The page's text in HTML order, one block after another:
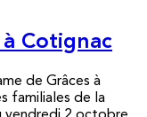
Cotignac
de Grâces à
familiales de la